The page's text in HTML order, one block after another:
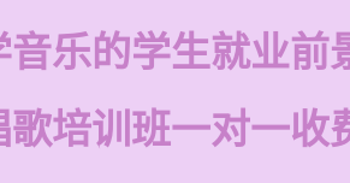
音乐的学生就业前
歌培训班一对一收